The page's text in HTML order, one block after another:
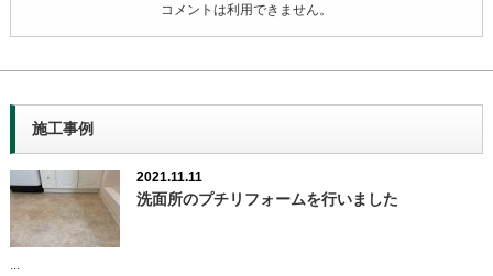
コメントは利用できません。
施工事例
2021.11.11
洗面所のプチリフォームを行いました